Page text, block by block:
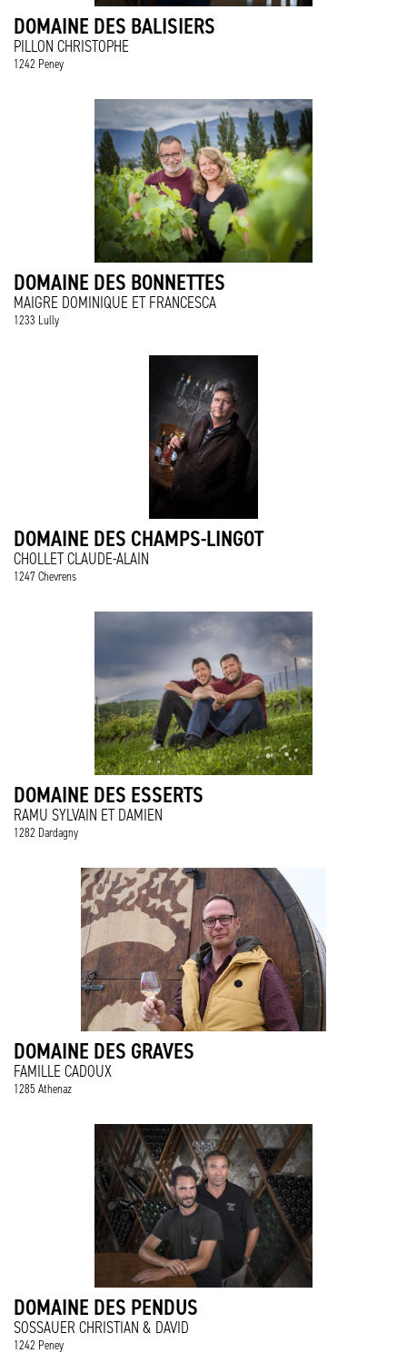
DOMAINE DES BALISIERS
PILLON CHRISTOPHE
1242 Peney
DOMAINE DES BONNETTES
MAIGRE DOMINIQUE ET FRANCESCA
1233 Lully
DOMAINE DES CHAMPS-LINGOT
CHOLLET CLAUDE-ALAIN
1247 Chevrens
DOMAINE DES ESSERTS
RAMU SYLVAIN ET DAMIEN
1282 Dardagny
DOMAINE DES GRAVES
FAMILLE CADOUX
1285 Athenaz
DOMAINE DES PENDUS
SOSSAUER CHRISTIAN & DAVID
1242 Peney